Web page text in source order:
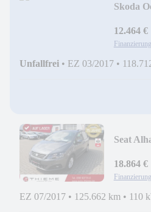
Skoda
12.464 €
Unfallfrei • EZ 03/2017 •
Seat
18.864 €
EZ 07/2017 • 125.662 km • 110